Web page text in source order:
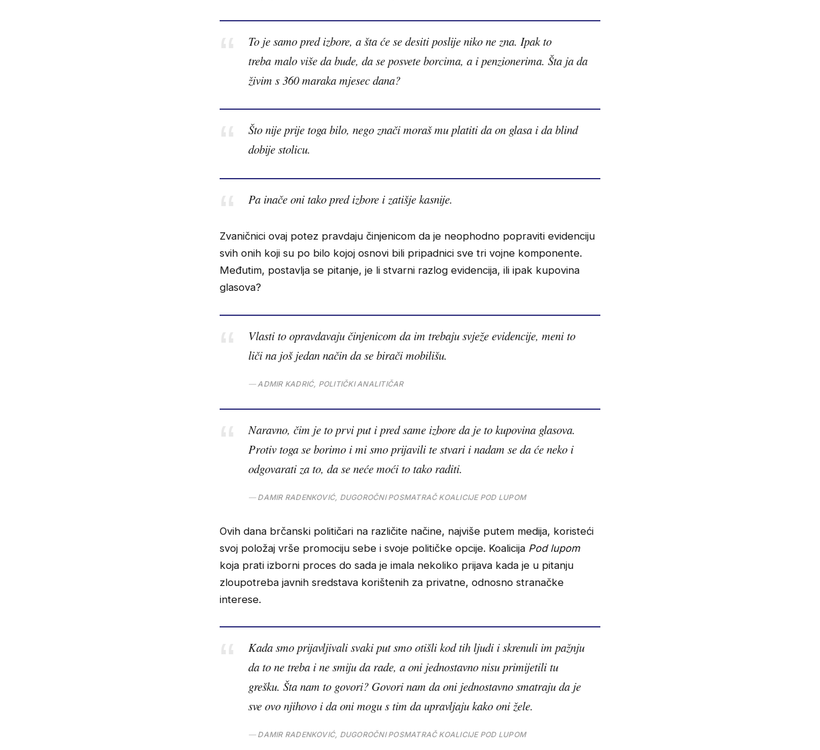
To je samo pred izbore, a šta će se desiti poslije niko ne zna. Ipak to
treba malo više da bude, da se posvete borcima, a i penzionerima. Šta ja da
živim s 360 maraka mjesec dana?
Što nije prije toga bilo, nego znači moraš mu platiti da on glasa i da blind
dobije stolicu.
Pa inače oni tako pred izbore i zatišje kasnije.
Zvaničnici ovaj potez pravdaju činjenicom da je neophodno popraviti evidenciju
svih onih koji su po bilo kojoj osnovi bili pripadnici sve tri vojne komponente.
Međutim, postavlja se pitanje, je li stvarni razlog evidencija, ili ipak kupovina
glasova?
Vlasti to opravdavaju činjenicom da im trebaju svježe evidencije, meni to
liči na još jedan način da se birači mobilišu.
ADMIR KADRIĆ, POLITIČKI ANALITIČAR
Naravno, čim je to prvi put i pred same izbore da je to kupovina glasova.
Protiv toga se borimo i mi smo prijavili te stvari i nadam se da će neko i
odgovarati za to, da se neće moći to tako raditi.
DAMIR RADENKOVIĆ, DUGOROČNI POSMATRAČ KOALICIJE POD LUPOM
Ovih dana brčanski političari na različite načine, najviše putem medija, koristeći
svoj položaj vrše promociju sebe i svoje političke opcije. Koalicija Pod lupom
koja prati izborni proces do sada je imala nekoliko prijava kada je u pitanju
zloupotreba javnih sredstava korištenih za privatne, odnosno stranačke
interese.
Kada smo prijavljivali svaki put smo otišli kod tih ljudi i skrenuli im pažnju
da to ne treba i ne smiju da rade, a oni jednostavno nisu primijetili tu
grešku. Šta nam to govori? Govori nam da oni jednostavno smatraju da je
sve ovo njihovo i da oni mogu s tim da upravljaju kako oni žele.
DAMIR RADENKOVIĆ, DUGOROČNI POSMATRAČ KOALICIJE POD LUPOM